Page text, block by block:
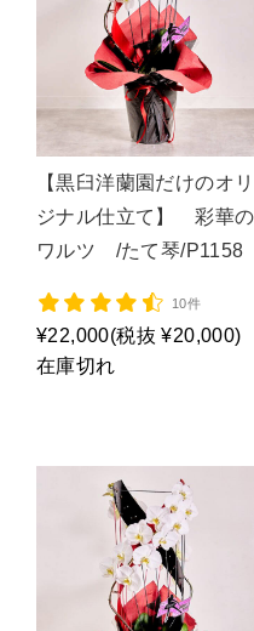
【黒臼洋蘭園だけのオリ
ジナル仕立て】 彩華の
ワルツ /たて琴/P1158
10件
¥22,000(税抜 ¥20,000)
在庫切れ